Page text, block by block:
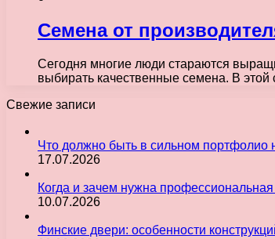
Семена от
Сегодня многие люди стараются
выбирать качественные семена. В
Свежие записи
Что должно быть в сильном портфолио
17.07.2026
Когда и зачем нужна
10.07.2026
Финские двери: особенности